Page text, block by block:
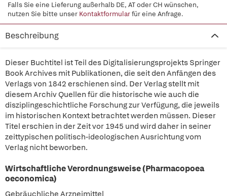
Falls Sie eine Lieferung außerhalb DE, AT oder CH wünschen,
nutzen Sie bitte unser Kontaktformularfür eine Anfrage.
Beschreibung
Dieser Buchtitel ist Teil des Digitalisierungsprojekts Springer
Book Archives mit Publikationen, die seit den Anfängen des
Verlags von 1842 erschienen sind. Der Verlag stellt mit
diesem Archiv Quellen für die historische wie auch die
disziplingeschichtliche Forschung zur Verfügung, die jeweils
im historischen Kontext betrachtet werden müssen. Dieser
Titel erschien in der Zeit vor 1945 und wird daher in seiner
zeittypischen politisch-ideologischen Ausrichtung vom
Verlag nicht beworben.
Wirtschaftliche Verordnungsweise (Pharmacopoea
oeconomica)
Gebräuchliche Arzneimittel